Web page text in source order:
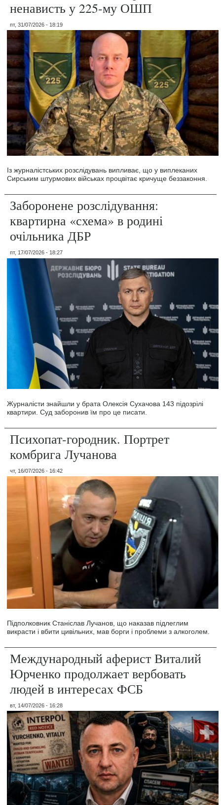
ненависть у 225-му ОШП
пт, 31/07/2026 - 18:19
Із журналістських розслідувань випливає, що у виплеканих
Сирським штурмових військах процвітає кричуще беззаконня.
Заборонене розслідування:
квартирна «схема» в родині
очільника ДБР
пт, 17/07/2026 - 18:27
Журналісти знайшли у брата Олексія Сухачова 143 підозрілі
квартири. Суд заборонив їм про це писати.
Психопат-городник. Портрет
комбрига Лучанова
чт, 16/07/2026 - 16:42
Підполковник Станіслав Лучанов, що наказав підлеглим
викрасти і вбити цивільних, мав борги і проблеми з алкоголем.
Международный аферист Виталий
Юрченко продолжает вербовать
людей в интересах ФСБ
вт, 14/07/2026 - 16:28